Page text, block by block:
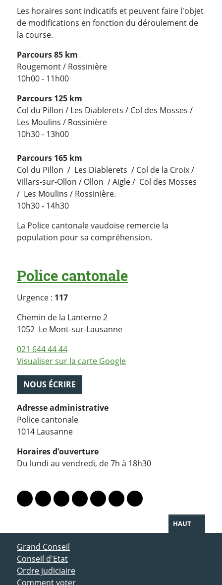
Les horaires sont indicatifs et peuvent faire l'objet
de modifications en fonction du déroulement de
la course.
Parcours 85 km
Rougemont / Rossinière
10h00 - 11h00
Parcours 125 km
Col du Pillon / Les Diablerets / Col des Mosses /
Les Moulins / Rossinière
10h30 - 13h00
Parcours 165 km
Col du Pillon / Les Diablerets / Col de la Croix /
Villars-sur-Ollon / Ollon / Aigle / Col des Mosses
/ Les Moulins / Rossinière.
10h30 - 14h30
La Police cantonale vaudoise remercie la
population pour sa compréhension.
Police cantonale
Urgence : 117
Chemin de la Lanterne 2
1052 Le Mont-sur-LausanneSuisse
021 644 44 44
Visualiser sur la carte Google
NOUS ÉCRIRE
Adresse administrative
Police cantonale
1014 Lausanne
Horaires d’ouverture
Du lundi au vendredi, de 7h à 18h30
Lien vers le profil Mastodon
Lien vers le profil Bluesky
Lien vers le profil Instagram
Lien vers le profil Linkedin
Lien vers le profil Facebook
Lien vers le profil Twitter
Partager par WhatsApp
HAUT
ACCÈS DIRECT
Grand Conseil
Conseil d'Etat
Ordre judiciaire
Comment voter